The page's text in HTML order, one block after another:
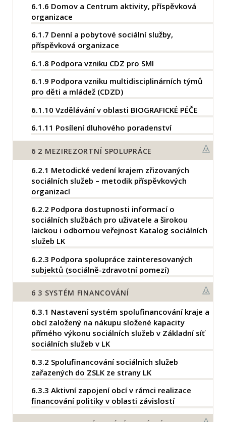
6.1.6 Domov a Centrum aktivity, příspěvková
organizace
6.1.7 Denní a pobytové sociální služby,
příspěvková organizace
6.1.8 Podpora vzniku CDZ pro SMI
6.1.9 Podpora vzniku multidisciplinárních týmů
pro děti a mládež (CDZD)
6.1.10 Vzdělávání v oblasti BIOGRAFICKÉ PÉČE
6.1.11 Posílení dluhového poradenství
6 2 MEZIREZORTNÍ SPOLUPRÁCE
6.2.1 Metodické vedení krajem zřizovaných
sociálních služeb – metodik příspěvkových
organizací
6.2.2 Podpora dostupnosti informací o
sociálních službách pro uživatele a širokou
laickou i odbornou veřejnost Katalog sociálních
služeb LK
6.2.3 Podpora spolupráce zainteresovaných
subjektů (sociálně-zdravotní pomezí)
6 3 SYSTÉM FINANCOVÁNÍ
6.3.1 Nastavení systém spolufinancování kraje a
obcí založený na nákupu složené kapacity
přímého výkonu sociálních služeb v Základní síť
sociálních služeb v LK
6.3.2 Spolufinancování sociálních služeb
zařazených do ZSLK ze strany LK
6.3.3 Aktivní zapojení obcí v rámci realizace
financování politiky v oblasti závislostí